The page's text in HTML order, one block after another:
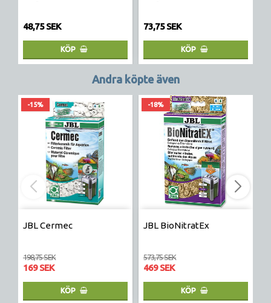
48,75 SEK
KÖP
73,75 SEK
KÖP
Andra köpte även
-15%
JBL Cermec
198,75 SEK
169 SEK
KÖP
-18%
JBL BioNitratEx
573,75 SEK
469 SEK
KÖP